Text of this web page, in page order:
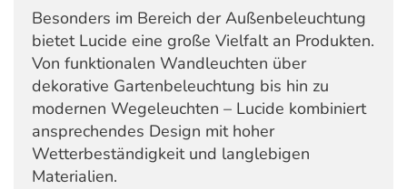
Besonders im Bereich der Außenbeleuchtung
bietet Lucide eine große Vielfalt an Produkten.
Von funktionalen Wandleuchten über
dekorative Gartenbeleuchtung bis hin zu
modernen Wegeleuchten – Lucide kombiniert
ansprechendes Design mit hoher
Wetterbeständigkeit und langlebigen
Materialien.